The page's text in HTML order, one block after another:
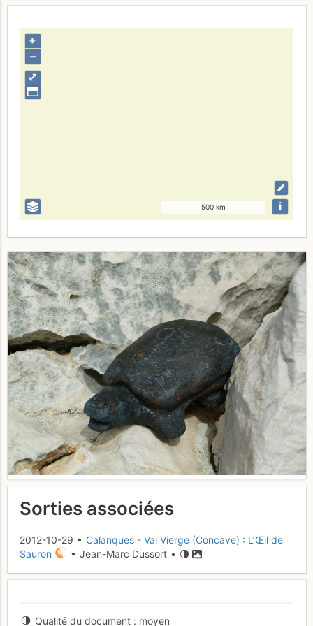
⤢
+
–
500 km i
Sorties associées
2012-10-29 • Calanques - Val Vierge (Concave) : L’Œil de
Sauron
• Jean-Marc Dussort •
Qualité du document moyen